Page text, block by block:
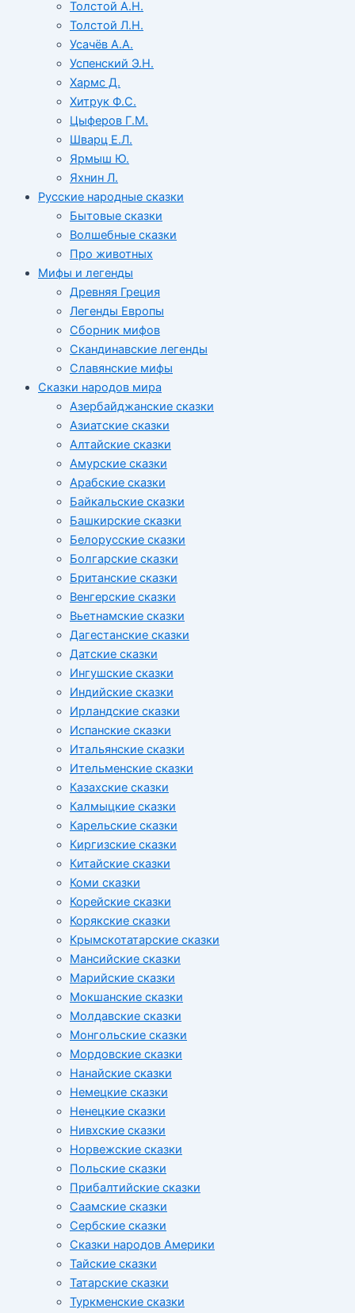
Толстой А.Н.
Толстой Л.Н.
Усачёв А.А.
Успенский Э.Н.
Хармс Д.
Хитрук Ф.С.
Цыферов Г.М.
Шварц Е.Л.
Ярмыш Ю.
Яхнин Л.
Русские народные сказки
Бытовые сказки
Волшебные сказки
Про животных
Мифы и легенды
Древняя Греция
Легенды Европы
Сборник мифов
Скандинавские легенды
Славянские мифы
Сказки народов мира
Азербайджанские сказки
Азиатские сказки
Алтайские сказки
Амурские сказки
Арабские сказки
Байкальские сказки
Башкирские сказки
Белорусские сказки
Болгарские сказки
Британские сказки
Венгерские сказки
Вьетнамские сказки
Дагестанские сказки
Датские сказки
Ингушские сказки
Индийские сказки
Ирландские сказки
Испанские сказки
Итальянские сказки
Ительменские сказки
Казахские сказки
Калмыцкие сказки
Карельские сказки
Киргизские сказки
Китайские сказки
Коми сказки
Корейские сказки
Корякские сказки
Крымскотатарские сказки
Мансийские сказки
Марийские сказки
Мокшанские сказки
Молдавские сказки
Монгольские сказки
Мордовские сказки
Нанайские сказки
Немецкие сказки
Ненецкие сказки
Нивхские сказки
Норвежские сказки
Польские сказки
Прибалтийские сказки
Cаамские сказки
Сербские сказки
Сказки народов Америки
Тайские сказки
Татарские сказки
Туркменские сказки